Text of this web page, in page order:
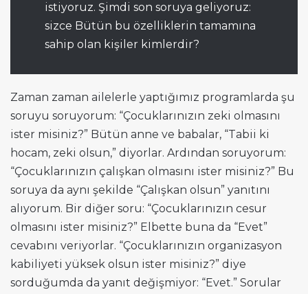
istiyoruz. Şimdi son soruya geliyoruz:
sizce Bütün bu özelliklerin tamamına
sahip olan kişiler kimlerdir?
Zaman zaman ailelerle yaptığımız programlarda şu
soruyu soruyorum: “Çocuklarınızın zeki olmasını
ister misiniz?” Bütün anne ve babalar, “Tabii ki
hocam, zeki olsun,” diyorlar. Ardından soruyorum:
“Çocuklarınızın çalışkan olmasını ister misiniz?” Bu
soruya da aynı şekilde “Çalışkan olsun” yanıtını
alıyorum. Bir diğer soru: “Çocuklarınızın cesur
olmasını ister misiniz?” Elbette buna da “Evet”
cevabını veriyorlar. “Çocuklarınızın organizasyon
kabiliyeti yüksek olsun ister misiniz?” diye
sorduğumda da yanıt değişmiyor: “Evet.” Sorular